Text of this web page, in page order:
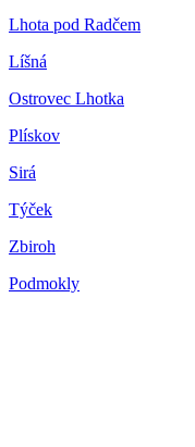
Lhota pod Radčem
Líšná
Ostrovec Lhotka
Plískov
Sirá
Týček
Zbiroh
Podmokly